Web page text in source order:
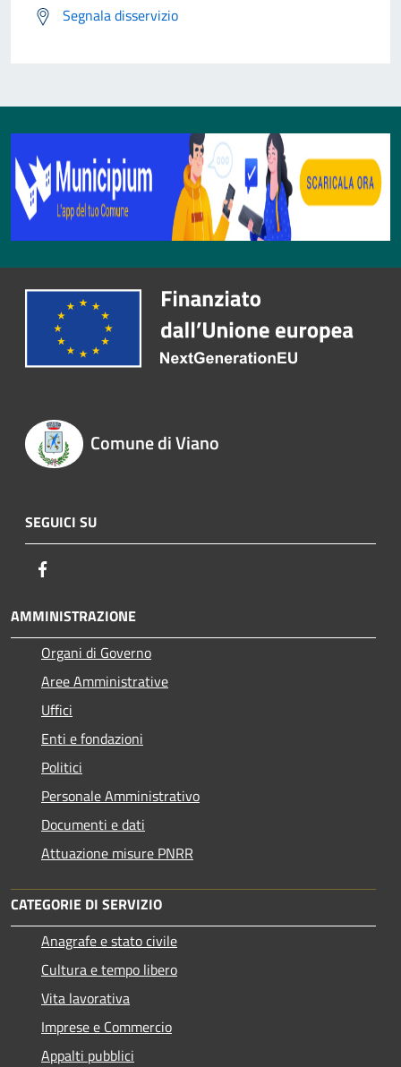
Segnala disservizio
Comune di Viano
SEGUICI SU
AMMINISTRAZIONE
Organi di Governo
Aree Amministrative
Uffici
Enti e fondazioni
Politici
Personale Amministrativo
Documenti e dati
Attuazione misure PNRR
CATEGORIE DI SERVIZIO
Anagrafe e stato civile
Cultura e tempo libero
Vita lavorativa
Imprese e Commercio
Appalti pubblici